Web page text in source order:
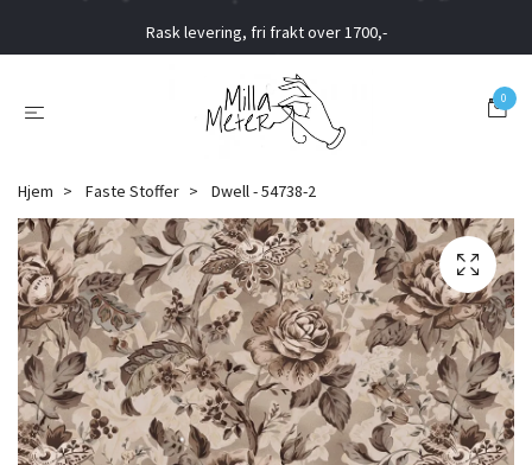
Rask levering, fri frakt over 1700,-
0
Hjem Faste Stoffer Dwell - 54738-2